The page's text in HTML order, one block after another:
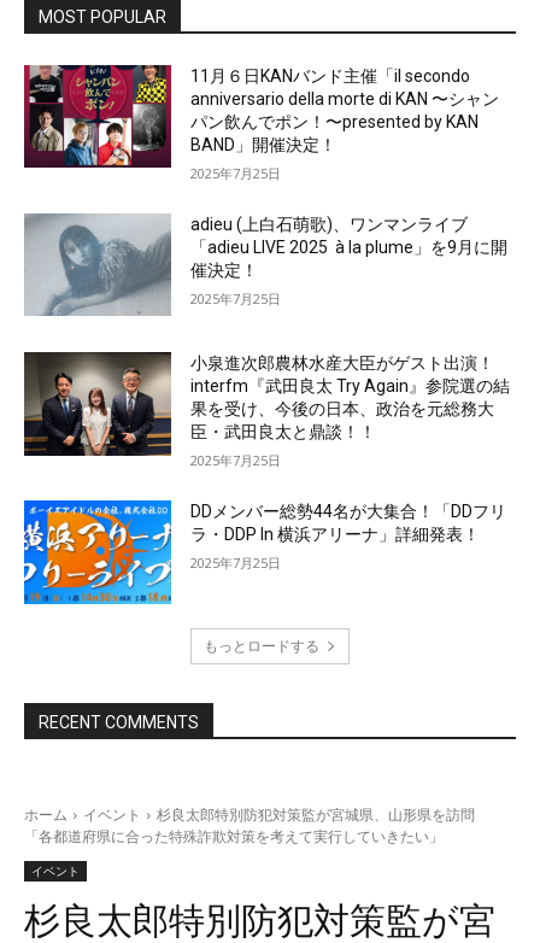
MOST POPULAR
11月６日KANバンド主催「il secondo
anniversario della morte di KAN 〜シャン
パン飲んでポン！〜presented by KAN
BAND」開催決定！
2025年7月25日
adieu (上白石萌歌)、ワンマンライブ
「adieu LIVE 2025 à la plume」を9月に開
催決定！
2025年7月25日
小泉進次郎農林水産大臣がゲスト出演！
interfm『武田良太 Try Again』参院選の結
果を受け、今後の日本、政治を元総務大
臣・武田良太と鼎談！！
2025年7月25日
DDメンバー総勢44名が大集合！「DDフリ
ラ・DDP In 横浜アリーナ」詳細発表！
2025年7月25日
もっとロードする
RECENT COMMENTS